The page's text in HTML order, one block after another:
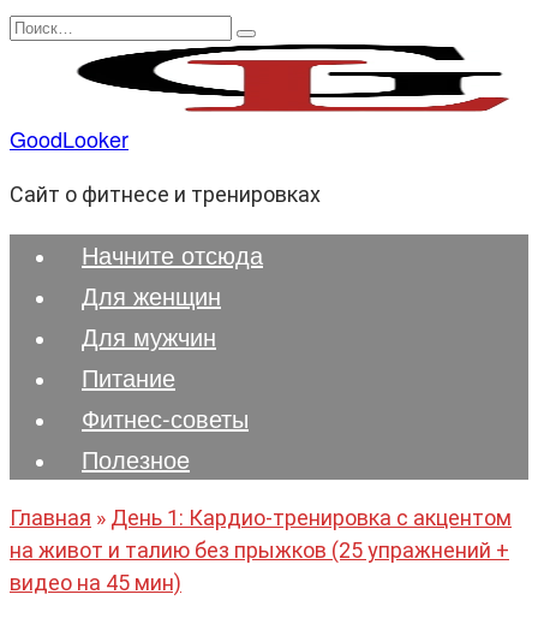
Перейти
содержанию
Search
GoodLooker
Сайт о фитнесе и тренировках
Начните отсюда
Для женщин
Для мужчин
Питание
Фитнес-советы
Полезноe
Главная » День 1: Кардио-тренировка с акцентом
на живот и талию без прыжков (25 упражнений +
видео на 45 мин)